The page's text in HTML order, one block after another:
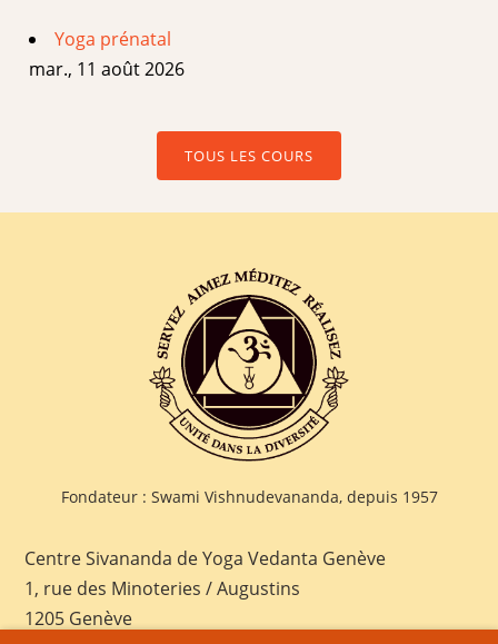
Yoga prénatal
mar., 11 août 2026
TOUS LES COURS
Fondateur : Swami Vishnudevananda, depuis 1957
Centre Sivananda de Yoga Vedanta Genève
1, rue des Minoteries / Augustins
1205 Genève